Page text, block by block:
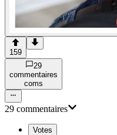
159
29
commentaires
coms
29 commentaires
Votes